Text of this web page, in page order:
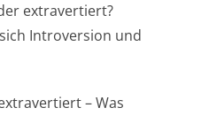
extravertiert?
Introversion und
– Was